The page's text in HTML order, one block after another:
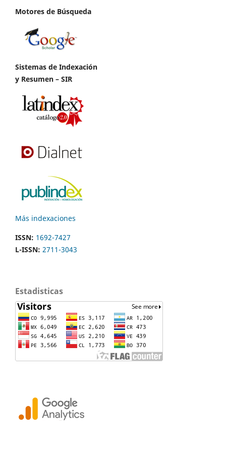
Motores de Búsqueda
Sistemas de Indexación
y Resumen – SIR
Más indexaciones
ISSN: 1692-7427
L-ISSN: 2711-3043
Estadisticas